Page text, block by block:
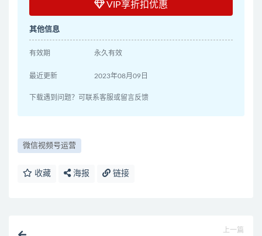
VIP享折扣优惠
其他信息
有效期 永久有效
最近更新 2023年08月09日
下载遇到问题？可联系客服或留言反馈
微信视频号运营
收藏 海报 链接
上一篇